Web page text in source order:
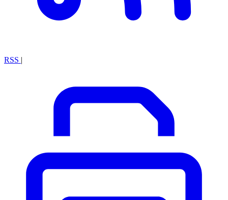
RSS |